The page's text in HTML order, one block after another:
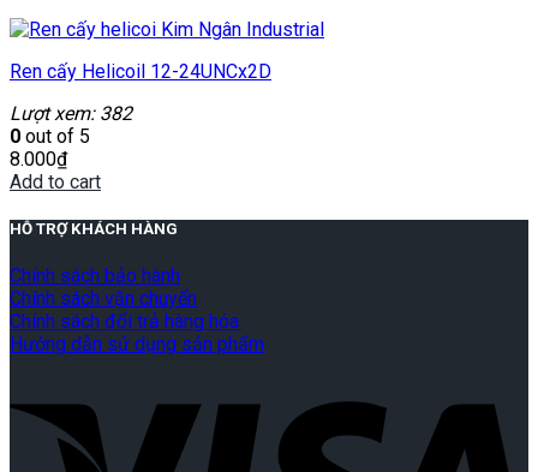
Ren cấy Helicoil 12-24UNCx2D
Lượt xem: 382
0 out of 5
8.000₫
Add to cart
HỖ TRỢ KHÁCH HÀNG
Chính sách bảo hành
Chính sách vận chuyển
Chính sách đổi trả hàng hóa
Hướng dẫn sử dụng sản phẩm